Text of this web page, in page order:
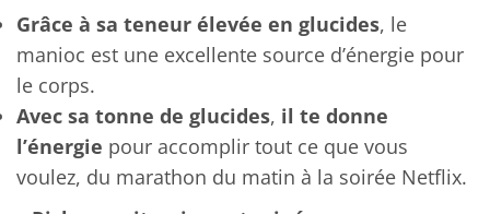
Grâce à sa teneur élevée en glucides, le
manioc est une excellente source d’énergie pour
le corps.
Avec sa tonne de glucides, il te donne
l’énergie pour accomplir tout ce que vous
voulez, du marathon du matin à la soirée Netflix.